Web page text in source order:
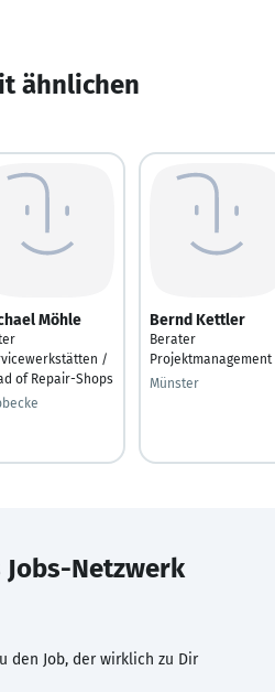
ähnlichen
Möhle
/
of Repair-Shops
Bernd Kettler
Berater
Projektmanagement
Münster
Jobs-Netzwerk
den Job, der wirklich zu Dir